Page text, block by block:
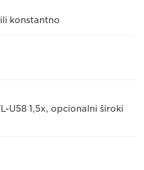
konstantno
U58 1,5x, opcionalni široki